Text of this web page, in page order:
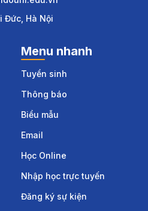
Đức, Hà Nội
Menu nhanh
Tuyển sinh
Thông báo
Biểu mẫu
Email
Học Online
Nhập học trực tuyến
Đăng ký sự kiện